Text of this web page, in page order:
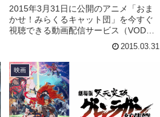
紹介！
2015年3月31日に公開のアニメ「おま
かせ！みらくるキャット団」を今すぐ
視聴できる動画配信サービス（VOD）
を徹底紹介。あらすじやキャスト・声
優、スタッフ、主題歌の情報はもちろ
ん、実際に見た人の感想やレビューも
まとめています。
2015.03.31
映画